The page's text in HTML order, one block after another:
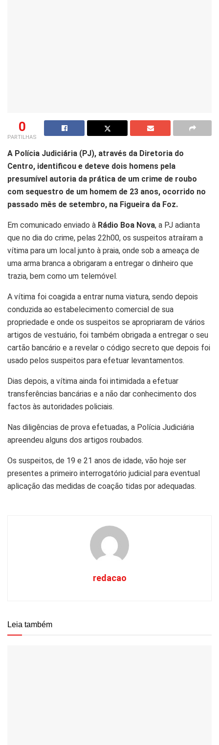
0
PARTILHAS
A Polícia Judiciária (PJ), através da Diretoria do
Centro, identificou e deteve dois homens pela
presumível autoria da prática de um crime de roubo
com sequestro de um homem de 23 anos, ocorrido no
passado mês de setembro, na Figueira da Foz.
Em comunicado enviado à Rádio Boa Nova, a PJ adianta
que no dia do crime, pelas 22h00, os suspeitos atraíram a
vítima para um local junto à praia, onde sob a ameaça de
uma arma branca a obrigaram a entregar o dinheiro que
trazia, bem como um telemóvel.
A vítima foi coagida a entrar numa viatura, sendo depois
conduzida ao estabelecimento comercial de sua
propriedade e onde os suspeitos se apropriaram de vários
artigos de vestuário, foi também obrigada a entregar o seu
cartão bancário e a revelar o código secreto que depois foi
usado pelos suspeitos para efetuar levantamentos.
Dias depois, a vítima ainda foi intimidada a efetuar
transferências bancárias e a não dar conhecimento dos
factos às autoridades policiais.
Nas diligências de prova efetuadas, a Polícia Judiciária
apreendeu alguns dos artigos roubados.
Os suspeitos, de 19 e 21 anos de idade, vão hoje ser
presentes a primeiro interrogatório judicial para eventual
aplicação das medidas de coação tidas por adequadas.
redacao
Leia também